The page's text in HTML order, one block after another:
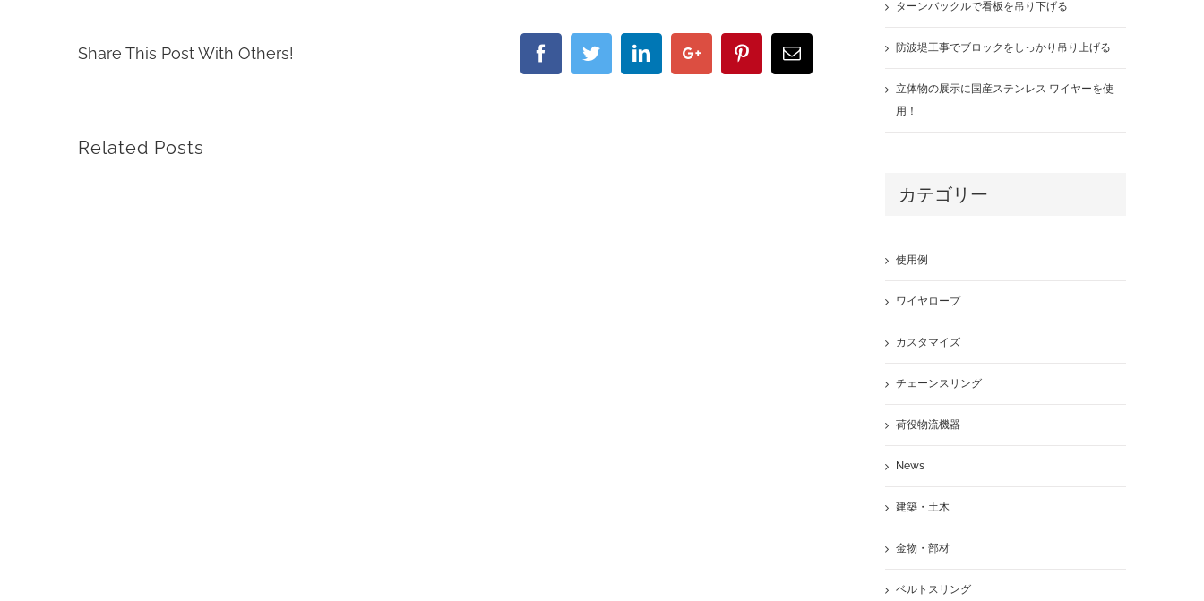
Share This Post With Others! FacebookTwitterLinkedinGoogle+ PinterestEmail
Related Posts
ターンバックルで看板を吊り下げる
防波堤工事でブロックをしっかり吊り上げる
立体物の展示に国産ステンレス ワイヤーを使
用！
カテゴリー
使用例
ワイヤロープ
カスタマイズ
チェーンスリング
荷役物流機器
News
建築・土木
金物・部材
ベルトスリング